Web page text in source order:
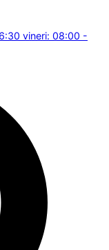
vineri: 08:00 -